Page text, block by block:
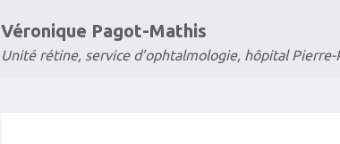
Véronique Pagot-Mathis
Unité rétine, service d’ophtalmologie, hôpital Pierre-